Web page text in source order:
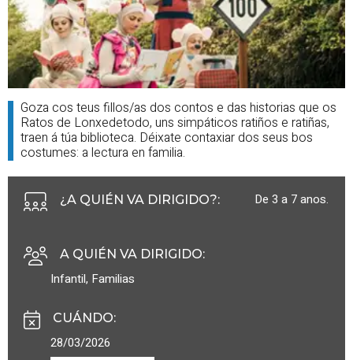
Goza cos teus fillos/as dos contos e das historias que os
Ratos de Lonxedetodo, uns simpáticos ratiños e ratiñas,
traen á túa biblioteca. Déixate contaxiar dos seus bos
costumes: a lectura en familia.
¿A QUIÉN VA DIRIGIDO?: De 3 a 7 anos.
A QUIÉN VA DIRIGIDO:
Infantil, Familias
CUÁNDO:
28/03/2026